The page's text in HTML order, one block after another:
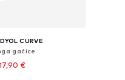
CURVE
gaćice
€